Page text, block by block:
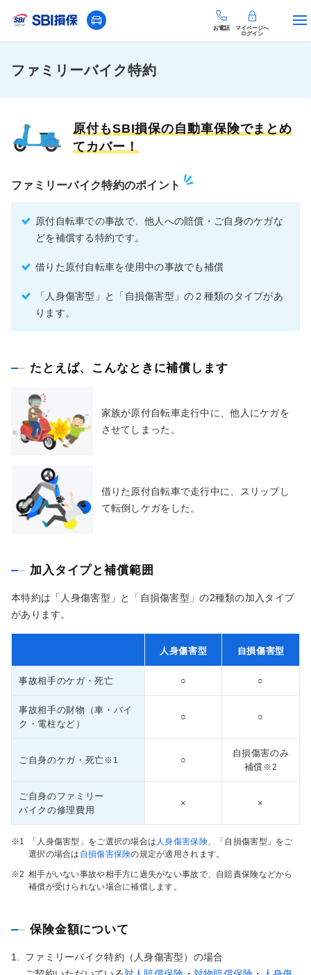
お電話
マイページへ
ログイン
ファミリーバイク特約
原付もSBI損保の自動車保険でまとめ
てカバー！
ファミリーバイク特約のポイント
原付自転車での事故で、他人への賠償・ご自身のケガな
どを補償する特約です。
借りた原付自転車を使用中の事故でも補償
「人身傷害型」と「自損傷害型」の２種類のタイプがあ
ります。
たとえば、こんなときに補償します
家族が原付自転車走行中に、他人にケガを
させてしまった。
借りた原付自転車で走行中に、スリップし
て転倒しケガをした。
加入タイプと補償範囲
本特約は「人身傷害型」と「自損傷害型」の2種類の加入タイプ
があります。
人身傷害型 自損傷害型
事故相手のケガ・死亡 ○ ○
事故相手の財物（車・バイ
ク・電柱など）
○ ○
ご自身のケガ・死亡※1 ○
自損傷害のみ
補償※2
ご自身のファミリー
バイクの修理費用
× ×
※1 「人身傷害型」をご選択の場合は 人身傷害保険、「自損傷害型」をご
選択の場合は 自損傷害保険の規定が適用されます。
※2 相手がいない事故や相手方に過失がない事故で、自賠責保険などから
補償が受けられない場合に補償します。
保険金額について
1.
ファミリーバイク特約（人身傷害型）の場合